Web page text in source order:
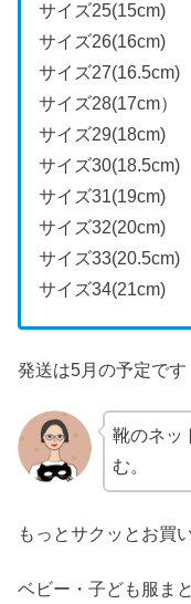
サイズ
サイズ
サイズ
サイズ28(17cm
サイズ
サイズ
サイズ
サイズ
サイズ
サイズ
発送は5月の予定です
靴のネッ
む。
もっとサクッとお買
ベビー・子ども服ま